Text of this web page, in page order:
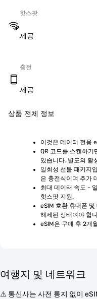
핫스팟
제공
충전
제공
상품 전체 정보
이것은 데이터 전용
QR 코드를 스캔하기
있습니다. 별도의 활
일회성 선불 패키지
은 충전식이며 추가
최대 데이터 속도 -
핫스팟 지원.
eSIM 호환 휴대폰 및
해제된 상태여야 합
eSIM은 구매 후 2개
여행지 및 네트워크
⚠️ 통신사는 사전 통지 없이